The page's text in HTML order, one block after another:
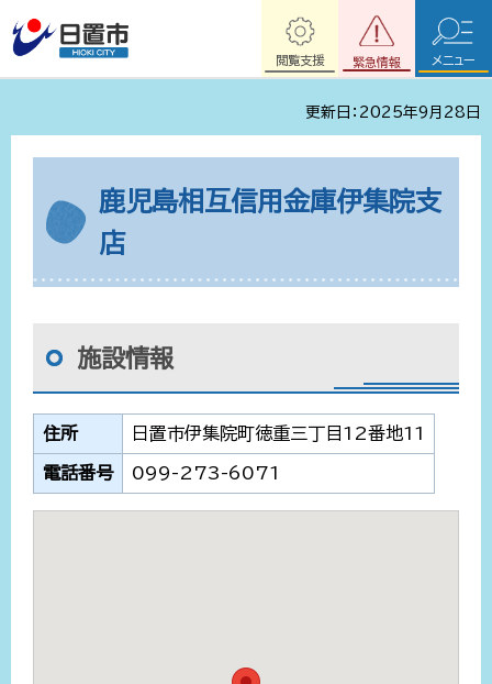
緊急情報
閲覧支援 メニュー
更新日：2025年9月28日
鹿児島相互信用金庫伊集院支
店
施設情報
住所 日置市伊集院町徳重三丁目12番地11
電話番号 099-273-6071